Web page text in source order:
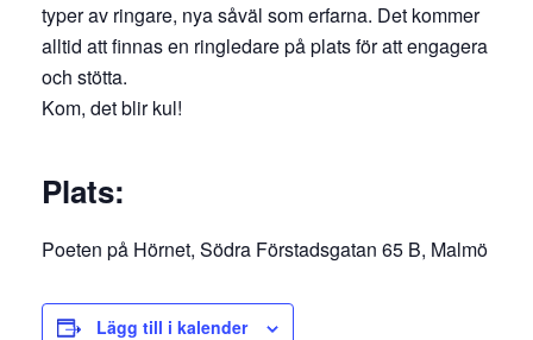
typer av ringare, nya såväl som erfarna. Det kommer
alltid att finnas en ringledare på plats för att engagera
och stötta.
Kom, det blir kul!
Plats:
Poeten på Hörnet, Södra Förstadsgatan 65 B, Malmö
Lägg till i kalender